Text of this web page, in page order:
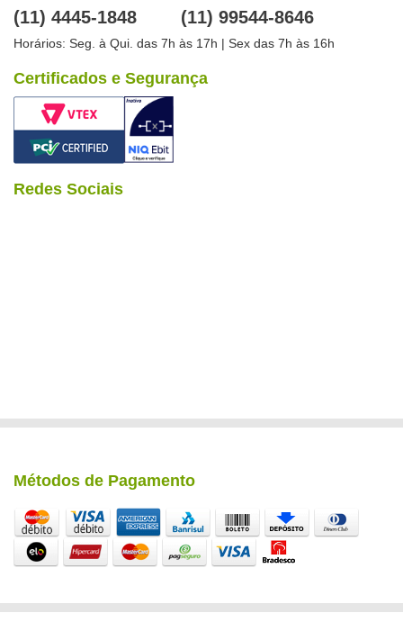
(11) 4445-1848 (11) 99544-8646
Horários: Seg. à Qui. das 7h às 17h | Sex das 7h às 16h
Certificados e Segurança
Redes Sociais
Métodos de Pagamento